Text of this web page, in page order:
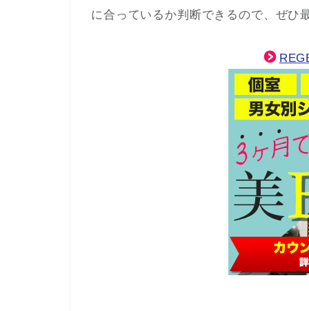
に合っているか判断できるので、ぜひ